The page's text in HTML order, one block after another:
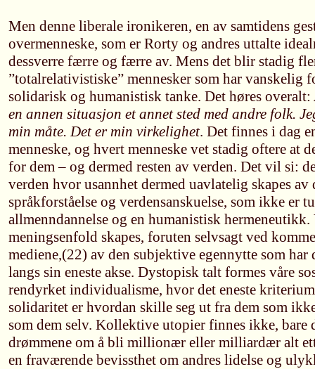
Men denne liberale ironikeren, en av samtidens
overmenneske, som er Rorty og andres uttalte
dessverre færre og færre av. Mens det blir stadig
”totalrelativistiske” mennesker som har vanskelig
solidarisk og humanistisk tanke. Det høres overalt:
en annen situasjon et annet sted med andre folk.
min måte. Det er min virkelighet. Det finnes i dag
menneske, og hvert menneske vet stadig oftere at
for dem – og dermed resten av verden. Det vil si:
verden hvor usannhet dermed uavlatelig skapes
språkforståelse og verdensanskuelse, som ikke er
allmenndannelse og en humanistisk hermeneutikk.
meningsenfold skapes, foruten selvsagt ved
mediene,(22) av den subjektive egennytte som har
langs sin eneste akse. Dystopisk talt formes våre
rendyrket individualisme, hvor det eneste
solidaritet er hvordan skille seg ut fra dem som
som dem selv. Kollektive utopier finnes ikke, bare
drømmene om å bli millionær eller milliardær alt
en fraværende bevissthet om andres lidelse og